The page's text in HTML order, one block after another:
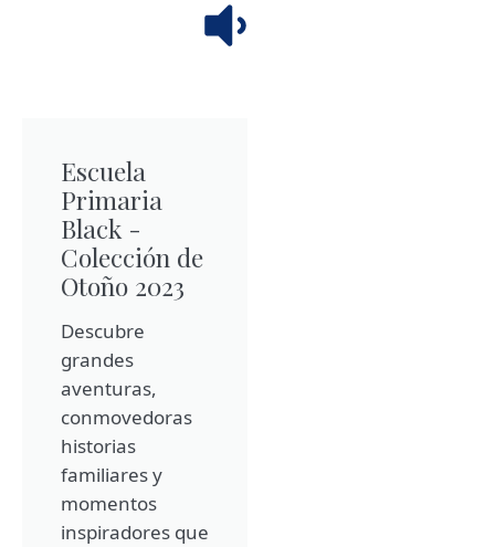
Escuela
Primaria
Black -
Colección de
Otoño 2023
Descubre
grandes
aventuras,
conmovedoras
historias
familiares y
momentos
inspiradores que